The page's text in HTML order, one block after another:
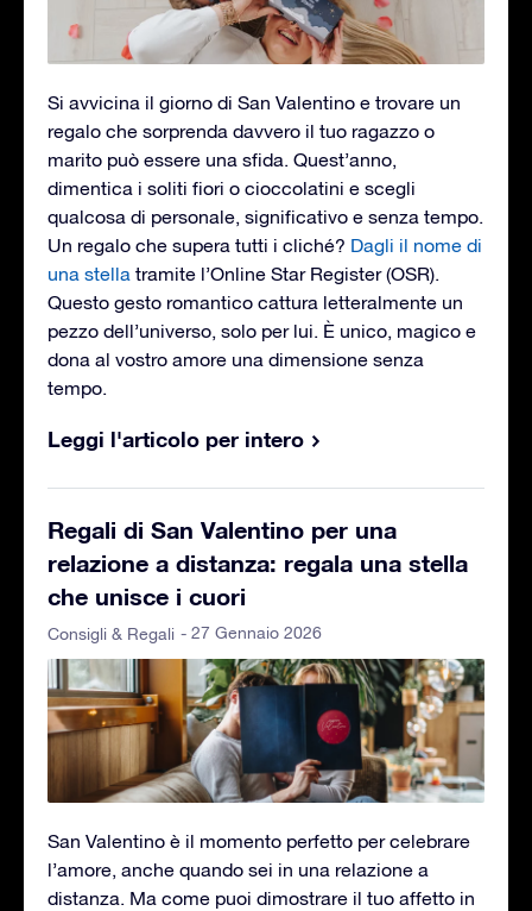
Si avvicina il giorno di San Valentino e trovare un
regalo che sorprenda davvero il tuo ragazzo o
marito può essere una sfida. Quest’anno,
dimentica i soliti fiori o cioccolatini e scegli
qualcosa di personale, significativo e senza tempo.
Un regalo che supera tutti i cliché? Dagli il nome di
una stella tramite l’Online Star Register (OSR).
Questo gesto romantico cattura letteralmente un
pezzo dell’universo, solo per lui. È unico, magico e
dona al vostro amore una dimensione senza
tempo.
Leggi l'articolo per intero
Regali di San Valentino per una
relazione a distanza: regala una stella
che unisce i cuori
Consigli & Regali - 27 Gennaio 2026
San Valentino è il momento perfetto per celebrare
l’amore, anche quando sei in una relazione a
distanza. Ma come puoi dimostrare il tuo affetto in